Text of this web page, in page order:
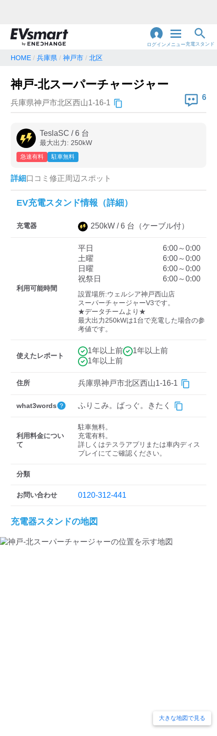
ログイン メニュー充電スタンド
地名・観光スポット・住所で検索
充電器の種類
急速充電器のみ表示
高速道路上のみ表示
認証システム
三菱ディーラーを表示
日産ディーラーを表示
トヨタディーラーを表
検索する
HOME 兵庫県 神戸市 北区
神戸-北スーパーチャージャー
兵庫県神戸市北区西山1-16-1
6
TeslaSC /6 台
最大出力: 250kW
急速有料 駐車無料
詳細口コミ 修正周辺スポット
EV充電スタンド情報（詳細）
充電器 250kW /6 台 （ケーブル付）
利用可能時間
平日
6:00～0:00
土曜
6:00～0:00
日曜
6:00～0:00
祝祭日
6:00～0:00
設置場所:ウェルシア神戸西山店
スーパーチャージャーV3です。
★データチームより★
最大出力250kWは1台で充電した場合の参
考値です。
使えたレポート
1年以上前
1年以上前
1年以上前
住所 兵庫県神戸市北区西山1-16-1
what3words ふりこみ。ばっぐ。きたく
利用料金につい
て
駐車無料。
充電有料。
詳しくはテスラアプリまたは車内ディス
プレイにてご確認ください。
分類
お問い合わせ 0120-312-441
充電器スタンドの地図
大きな地図で見る